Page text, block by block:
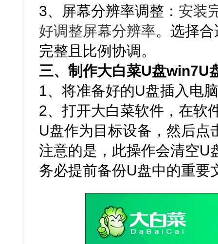
3、屏幕分辨率调整： 安装
好调整屏幕分辨率。选择
完整且比例协调。
三、制作大白菜U盘win7U
1、将准备好的U盘插入电
2、打开大白菜软件，在软
U盘作为目标设备，然后点
注意的是，此操作会清空U
务必提前备份U盘中的重要